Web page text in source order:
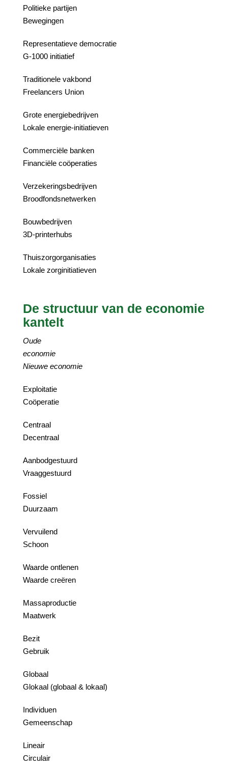
Politieke partijen
Bewegingen
Representatieve democratie
G-1000 initiatief
Traditionele vakbond
Freelancers Union
Grote energiebedrijven
Lokale energie-initiatieven
Commerciële banken
Financiële coöperaties
Verzekeringsbedrijven
Broodfondsnetwerken
Bouwbedrijven
3D-printerhubs
Thuiszorgorganisaties
Lokale zorginitiatieven
De structuur van de economie
kantelt
Oude
economie
Nieuwe economie
Exploitatie
Coöperatie
Centraal
Decentraal
Aanbodgestuurd
Vraaggestuurd
Fossiel
Duurzaam
Vervuilend
Schoon
Waarde ontlenen
Waarde creëren
Massaproductie
Maatwerk
Bezit
Gebruik
Globaal
Glokaal (globaal & lokaal)
Individuen
Gemeenschap
Lineair
Circulair